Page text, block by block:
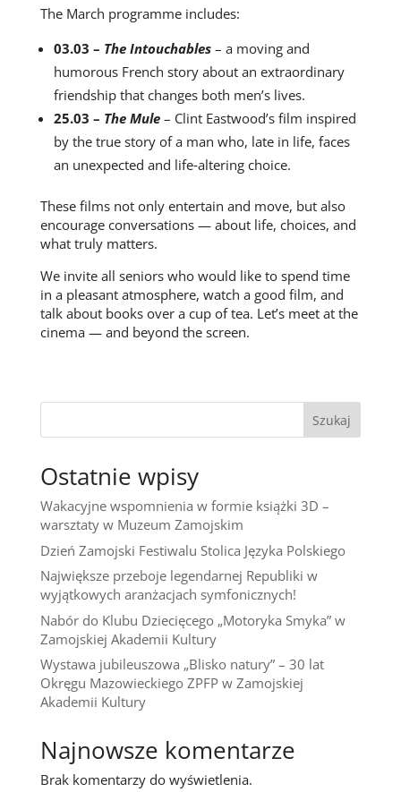
The March programme includes:
03.03 – The Intouchables– a moving and
humorous French story about an extraordinary
friendship that changes both men’s lives.
25.03 – The Mule– Clint Eastwood’s film inspired
by the true story of a man who, late in life, faces
an unexpected and life‑altering choice.
These films not only entertain and move, but also
encourage conversations — about life, choices, and
what truly matters.
We invite all seniors who would like to spend time
in a pleasant atmosphere, watch a good film, and
talk about books over a cup of tea. Let’s meet at the
cinema — and beyond the screen.
Szukaj
Ostatnie wpisy
Wakacyjne wspomnienia w formie książki 3D –
warsztaty w Muzeum Zamojskim
Dzień Zamojski Festiwalu Stolica Języka Polskiego
Największe przeboje legendarnej Republiki w
wyjątkowych aranżacjach symfonicznych!
Nabór do Klubu Dziecięcego „Motoryka Smyka” w
Zamojskiej Akademii Kultury
Wystawa jubileuszowa „Blisko natury” – 30 lat
Okręgu Mazowieckiego ZPFP w Zamojskiej
Akademii Kultury
Najnowsze komentarze
Brak komentarzy do wyświetlenia.